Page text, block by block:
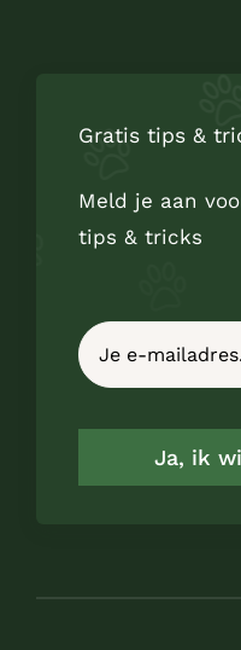
Gratis tips &
Meld je aan
tips & tricks
Ja, ik